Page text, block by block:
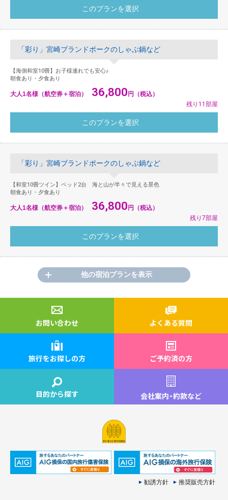
「彩り」宮崎ブランドポークのしゃぶ鍋など
【海側和室10畳】お子様連れでも安心♪
朝食あり・夕食あり
大人1名様（航空券＋宿泊） 36,800円（税込）
残り11部屋
「彩り」宮崎ブランドポークのしゃぶ鍋など
【和室10畳ツイン】ベッド2台 海と山が半々で見える景色
朝食あり・夕食あり
大人1名様（航空券＋宿泊） 36,800円（税込）
残り7部屋
他の宿泊プランを表示
お問い合わせ よくある質問
旅行をお探しの方 ご予約済の方
目的から探す 会社案内・約款など
勧誘方針 推奨販売方針